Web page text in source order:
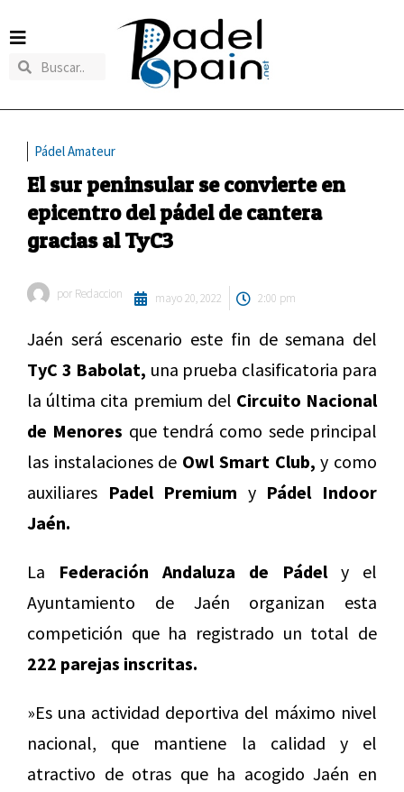
Pádel Amateur
El sur peninsular se convierte en
epicentro del pádel de cantera
gracias al TyC3
por Redaccion mayo 20, 2022 2:00 pm
Jaén será escenario este fin de semana del
TyC 3 Babolat, una prueba clasificatoria para
la última cita premium del Circuito Nacional
de Menores que tendrá como sede principal
las instalaciones de Owl Smart Club, y como
auxiliares Padel Premium y Pádel Indoor
Jaén.
La Federación Andaluza de Pádely el
Ayuntamiento de Jaén organizan esta
competición que ha registrado un total de
222 parejas inscritas.
»Es una actividad deportiva del máximo nivel
nacional, que mantiene la calidad y el
atractivo de otras que ha acogido Jaén en